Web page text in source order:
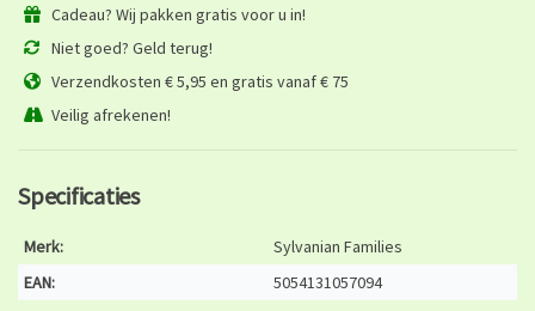
Cadeau? Wij pakken gratis voor u in!
Niet goed? Geld terug!
Verzendkosten € 5,95 en gratis vanaf € 75
Veilig afrekenen!
Specificaties
Merk:
Sylvanian Families
EAN:
5054131057094